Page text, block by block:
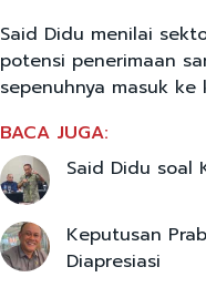
Said Didu menilai
potensi penerimaan
sepenuhnya masuk ke
BACA JUGA:
Said Didu soal
Keputusan
Diapresiasi